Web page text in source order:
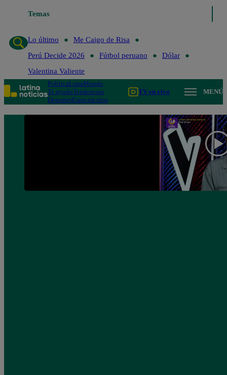
Temas
Lo último
Me Caigo de Risa
Perú Decide 2026
Fútbol peruano
Dólar
Valentina Valiente
PolíticaLimaMundo
Te ayudoTendencias
DeportesEspectáculos
TV en vivo MENÚ